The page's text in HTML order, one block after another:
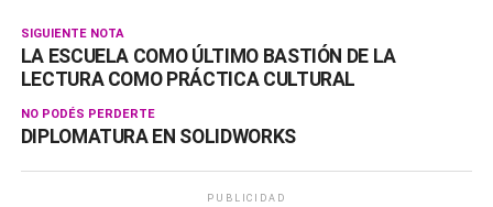
SIGUIENTE NOTA
LA ESCUELA COMO ÚLTIMO BASTIÓN DE LA
LECTURA COMO PRÁCTICA CULTURAL
NO PODÉS PERDERTE
DIPLOMATURA EN SOLIDWORKS
PUBLICIDAD